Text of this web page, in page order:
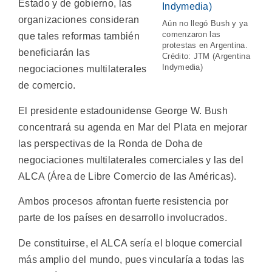
Aún no llegó Bush y ya
comenzaron las
protestas en Argentina.
Crédito: JTM (Argentina
Indymedia)
Estado y de gobierno, las
organizaciones consideran
que tales reformas también
beneficiarán las
negociaciones multilaterales
de comercio.
El presidente estadounidense George W. Bush
concentrará su agenda en Mar del Plata en mejorar
las perspectivas de la Ronda de Doha de
negociaciones multilaterales comerciales y las del
ALCA (Área de Libre Comercio de las Américas).
Ambos procesos afrontan fuerte resistencia por
parte de los países en desarrollo involucrados.
De constituirse, el ALCA sería el bloque comercial
más amplio del mundo, pues vincularía a todas las